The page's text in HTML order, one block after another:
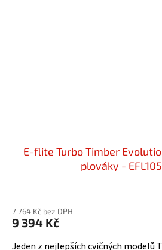
E-flite Turbo Timber
plováky -
7 764 Kč bez DPH
9 394 Kč
Jeden z nejlepších cvičných modelů